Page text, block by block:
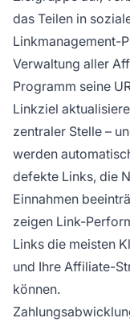
das Teilen in
Linkmanagement-
Verwaltung aller
Programm seine
Linkziel
zentraler Stelle –
werden
defekte Links, die
Einnahmen
zeigen Link-
Links die meisten
und Ihre Affiliate-
können.